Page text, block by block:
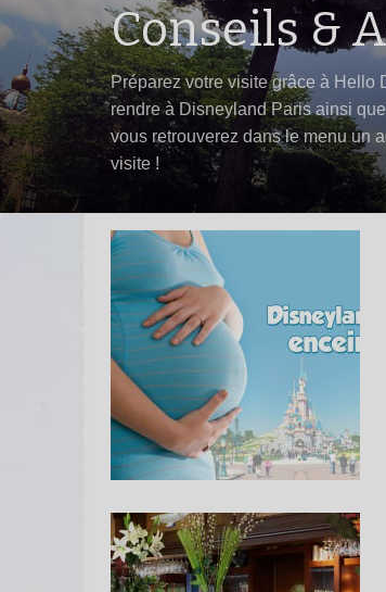
Conseils &
Préparez votre visite grâce à Hello
rendre à Disneyland Paris ainsi
vous retrouverez dans le menu un
visite !